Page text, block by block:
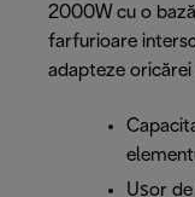
2000W cu o
farfurioare
adapteze oricărei
Ușor